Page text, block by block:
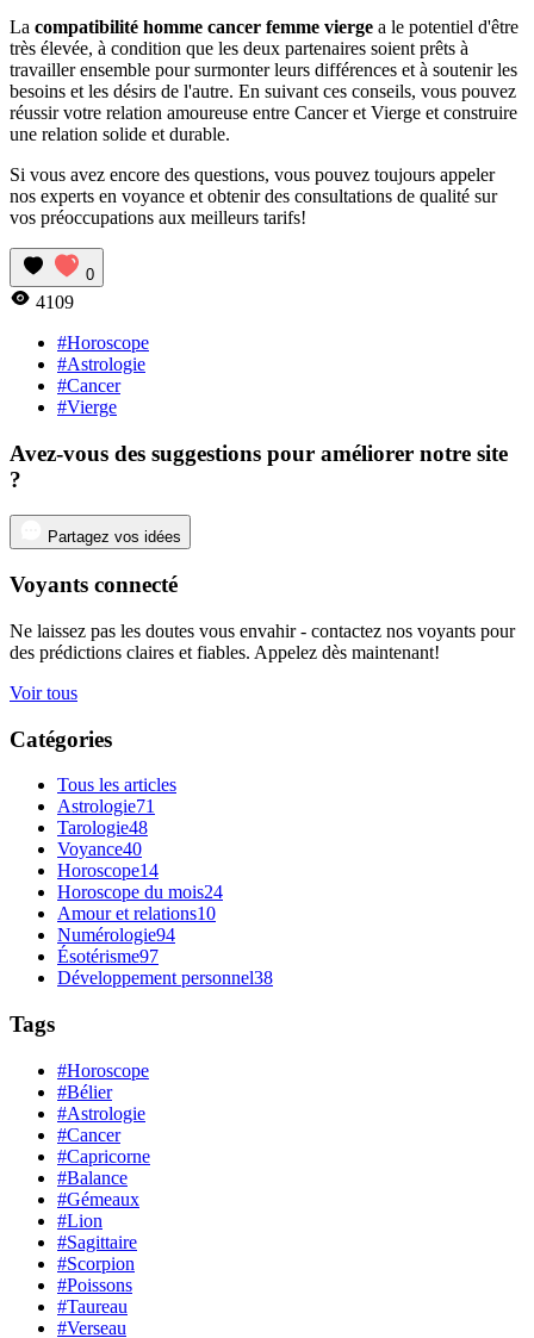
La compatibilité homme cancer femme vierge a le potentiel d'être
très élevée, à condition que les deux partenaires soient prêts à
travailler ensemble pour surmonter leurs différences et à soutenir les
besoins et les désirs de l'autre. En suivant ces conseils, vous pouvez
réussir votre relation amoureuse entre Cancer et Vierge et construire
une relation solide et durable.
Si vous avez encore des questions, vous pouvez toujours appeler
nos experts en voyance et obtenir des consultations de qualité sur
vos préoccupations aux meilleurs tarifs!
0
4109
#Horoscope
#Astrologie
#Cancer
#Vierge
Avez-vous des suggestions pour améliorer notre site
?
Partagez vos idées
Voyants connecté
Ne laissez pas les doutes vous envahir - contactez nos voyants pour
des prédictions claires et fiables. Appelez dès maintenant!
Voir tous
Catégories
Tous les articles
Astrologie71
Tarologie48
Voyance40
Horoscope14
Horoscope du mois24
Amour et relations10
Numérologie94
Ésotérisme97
Développement personnel38
Tags
#Horoscope
#Bélier
#Astrologie
#Cancer
#Capricorne
#Balance
#Gémeaux
#Lion
#Sagittaire
#Scorpion
#Poissons
#Taureau
#Verseau